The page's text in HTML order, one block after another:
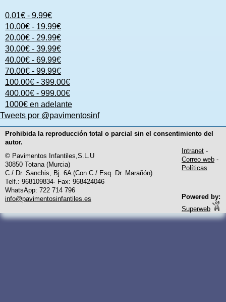
0.01€ - 9.99€
10.00€ - 19.99€
20.00€ - 29.99€
30.00€ - 39.99€
40.00€ - 69.99€
70.00€ - 99.99€
100.00€ - 399.00€
400.00€ - 999.00€
1000€ en adelante
Tweets por @pavimentosinf
Prohibida la reproducción total o parcial sin el consentimiento del
autor.
© Pavimentos Infantiles,S.L.U
30850 Totana (Murcia)
C./ Dr. Sanchis, Bj. 6A (Con C./ Esq. Dr. Marañón)
Telf.: 968109834· Fax: 968424046
WhatsApp: 722 714 796
info@pavimentosinfantiles.es
Intranet -
Correo web -
Políticas
Powered by:
Superweb